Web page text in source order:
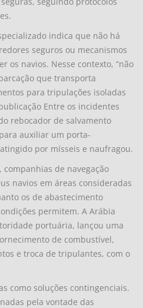
indica que não há
seguros ou mecanismos
os navios. Nesse contexto, “não
que transporta
para tripulações isoladas
Entre os incidentes
rebocador de salvamento
auxiliar um porta-
por mísseis e naufragou.
companhias de navegação
navios em áreas consideradas
os de abastecimento
permitem. A Arábia
portuária, lançou uma
de combustível,
e troca de tripulantes, com o
como soluções contingenciais.
pela vontade das